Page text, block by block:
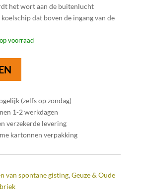
het wort aan de buitenlucht
dat boven de ingang van de
voorraad
(zelfs op zondag)
1-2 werkdagen
verzekerde levering
kartonnen verpakking
van spontane gisting, Geuze & Oude